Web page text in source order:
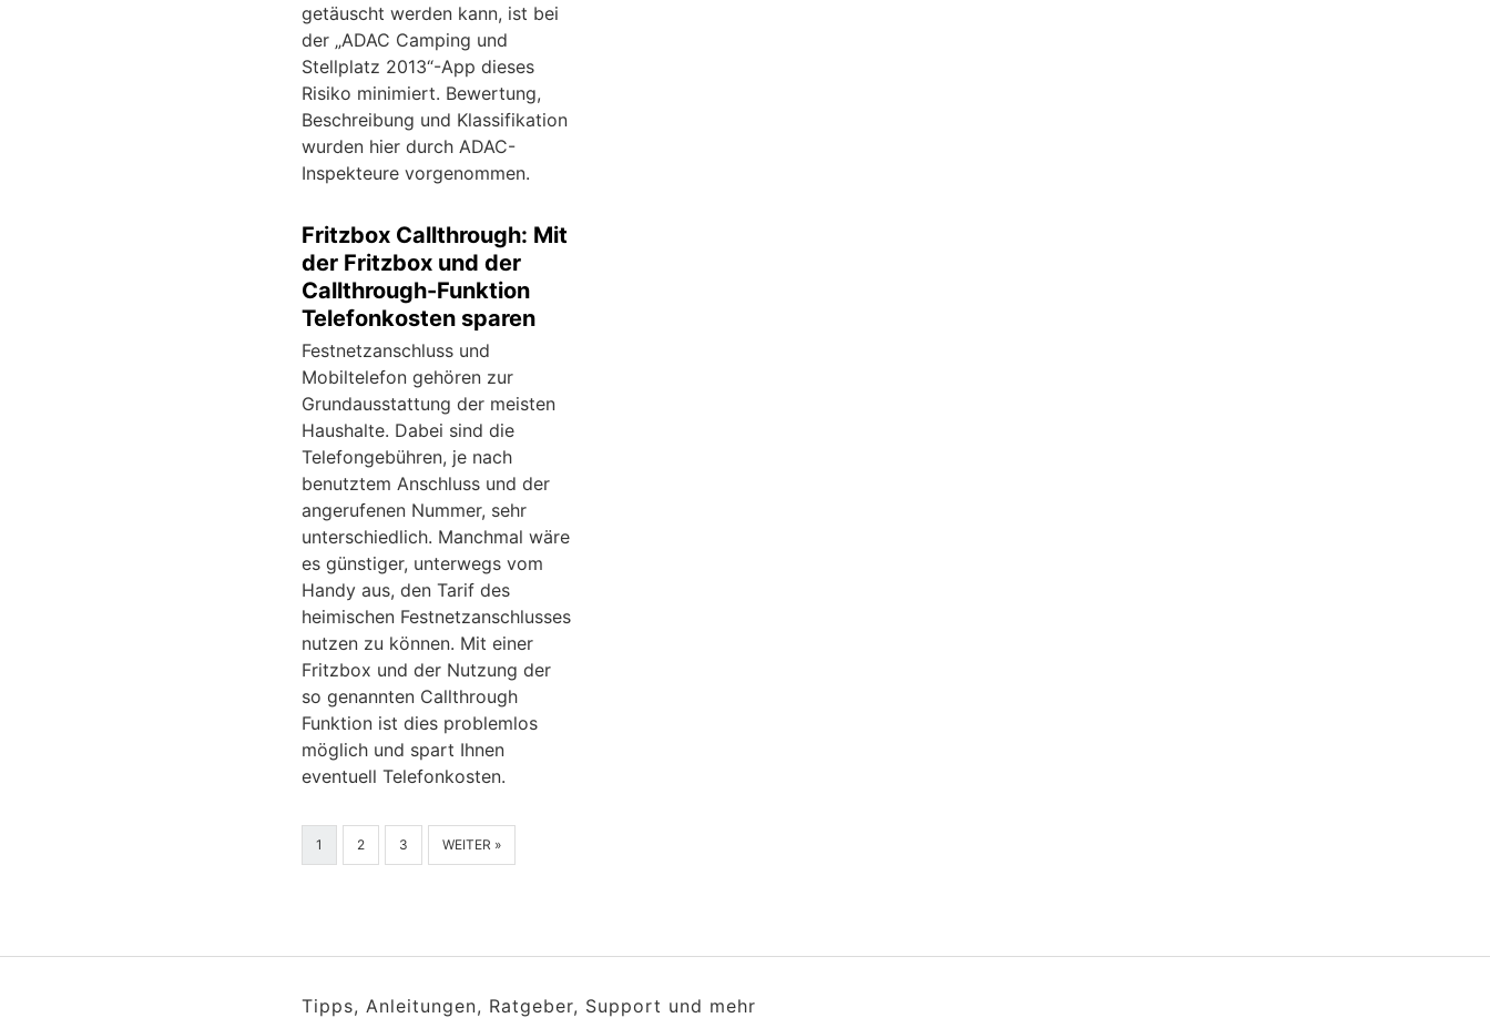
getäuscht werden kann, ist bei
der „ADAC Camping und
Stellplatz 2013“-App dieses
Risiko minimiert. Bewertung,
Beschreibung und Klassifikation
wurden hier durch ADAC-
Inspekteure vorgenommen.
Fritzbox Callthrough: Mit
der Fritzbox und der
Callthrough-Funktion
Telefonkosten sparen
Festnetzanschluss und
Mobiltelefon gehören zur
Grundausstattung der meisten
Haushalte. Dabei sind die
Telefongebühren, je nach
benutztem Anschluss und der
angerufenen Nummer, sehr
unterschiedlich. Manchmal wäre
es günstiger, unterwegs vom
Handy aus, den Tarif des
heimischen Festnetzanschlusses
nutzen zu können. Mit einer
Fritzbox und der Nutzung der
so genannten Callthrough
Funktion ist dies problemlos
möglich und spart Ihnen
eventuell Telefonkosten.
1 2 3 WEITER »
Tipps, Anleitungen, Ratgeber, Support und mehr